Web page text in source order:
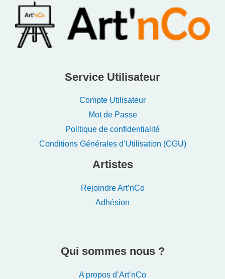
Service Utilisateur
Compte Utilisateur
Mot de Passe
Politique de confidentialité
Conditions Générales d’Utilisation (CGU)
Artistes
Rejoindre Art’nCo
Adhésion
Qui sommes nous ?
A propos d’Art’nCo